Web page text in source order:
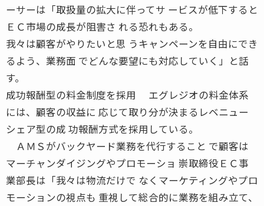
ーサーは「取扱量の拡大に伴ってサ ービスが低下すると
ＥＣ市場の成長が阻害さ れる恐れもある。
我々は顧客がやりたいと思 うキャンペーンを自由にでき
るよう、業務面 でどんな要望にも対応していく」と話
す。
成功報酬型の料金制度を採用 エグレジオの料金体系
には、顧客の収益に 応じて取り分が決まるレベニュー
シェア型の成 功報酬方式を採用している。
ＡＭＳがバックヤード業務を代行すること で顧客は
マーチャンダイジングやプロモーショ 崇取締役ＥＣ事
業部長は「我々は物流だけで なくマーケティングやプロ
モーションの視点も 重視して総合的に業務を組み立て、